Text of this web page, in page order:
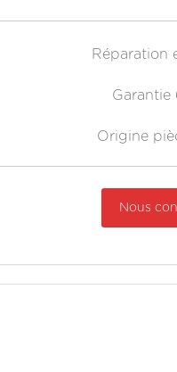
Réparation
Garantie
Origine
Nous